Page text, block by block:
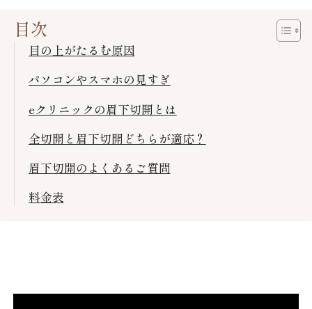
目次
目の上がたるむ原因
パソコンやスマホの見すぎ
eクリニックの眉下切開とは
全切開と眉下切開どちらが適応？
眉下切開のよくあるご質問
料金表